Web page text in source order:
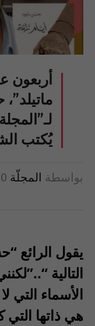
أربعون
يُكتب
بواسطة المجلّة 20
يقول الرائع
التالية
الأسماء التي
هي ذاتها